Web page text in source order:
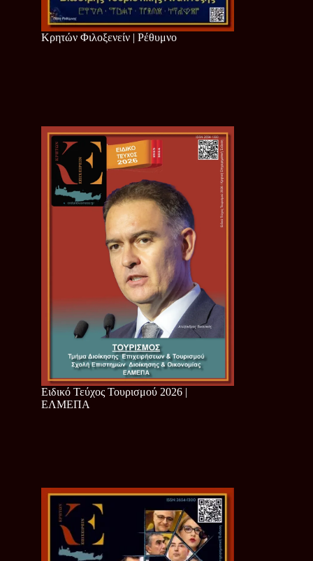
Κρητών Φιλοξενείν | Ρέθυμνο
Ειδικό Τεύχος Τουρισμού 2026 |
ΕΛΜΕΠΑ